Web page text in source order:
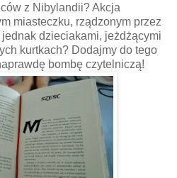
z Nibylandii? Akcja
miasteczku, rządzonym przez
dzieciakami, jeżdżącymi
kurtkach? Dodajmy do tego
bombę czytelniczą!